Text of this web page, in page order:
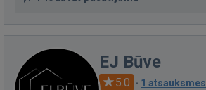
EJ Būve
5.0 · 1 atsauksmes